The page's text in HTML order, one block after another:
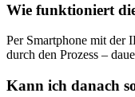
Wie funktioniert
Per Smartphone mit
durch den Prozess –
Kann ich danach